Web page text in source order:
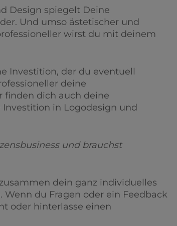
Design spiegelt Deine
Und umso ästetischer und
wirst du mit deinem
Investition, der du eventuell
deine
finden dich auch deine
in Logodesign und
und brauchst
dein ganz individuelles
du Fragen oder ein Feedback
oder hinterlasse einen